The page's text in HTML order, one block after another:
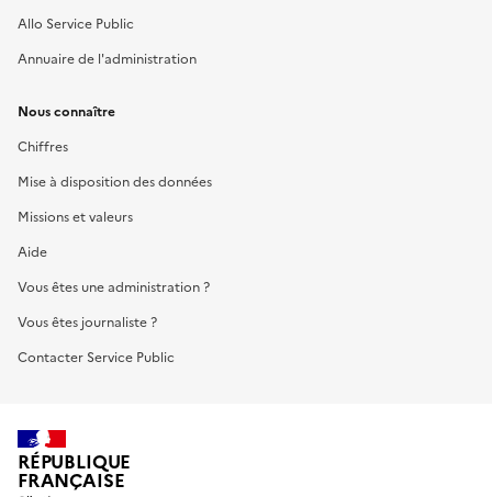
Allo Service Public
Annuaire de l'administration
Nous connaître
Chiffres
Mise à disposition des données
Missions et valeurs
Aide
Vous êtes une administration ?
Vous êtes journaliste ?
Contacter Service Public
RÉPUBLIQUE
FRANÇAISE